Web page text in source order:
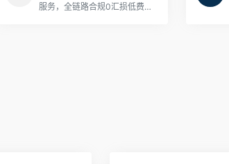
服务，全链路合规0汇损低费